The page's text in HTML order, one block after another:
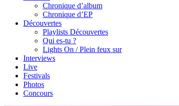
Chronique d’album
Chronique d’EP
Découvertes
Playlists Découvertes
Qui es-tu ?
Lights On / Plein feux sur
Interviews
Live
Festivals
Photos
Concours